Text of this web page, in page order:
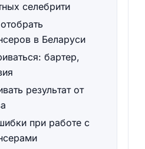
селебрити
в Беларуси
бартер,
результат от
при работе с